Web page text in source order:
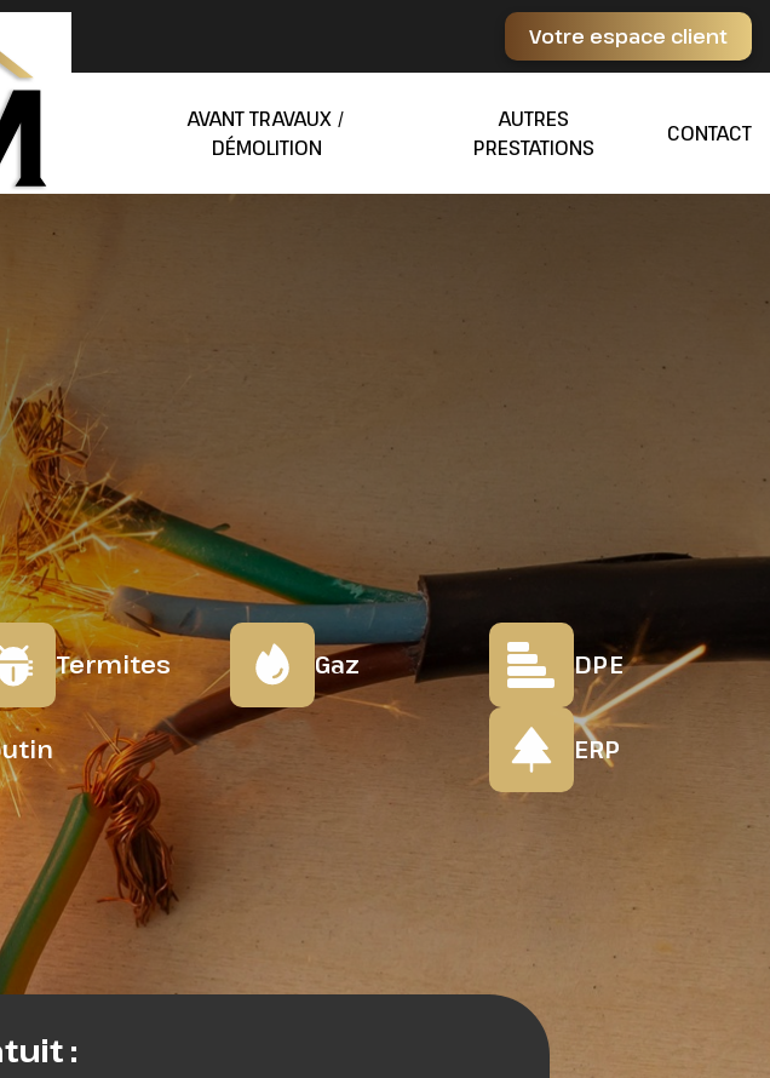
Votre espace client
AVANT TRAVAUX /
DÉMOLITION
AUTRES
PRESTATIONS
CONTACT
Termites Gaz DPE
ERP
: